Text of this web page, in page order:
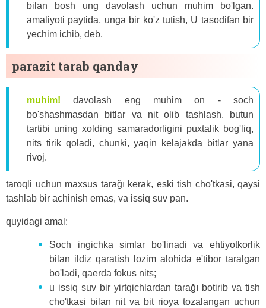
bilan bosh ung davolash uchun muhim bo'lgan.
amaliyoti paytida, unga bir ko'z tutish, U tasodifan bir
yechim ichib, deb.
parazit tarab qanday
muhim! davolash eng muhim on - soch
bo'shashmasdan bitlar va nit olib tashlash. butun
tartibi uning xolding samaradorligini puxtalik bog'liq,
nits tirik qoladi, chunki, yaqin kelajakda bitlar yana
rivoj.
taroqli uchun maxsus tarağı kerak, eski tish cho'tkasi, qaysi
tashlab bir achinish emas, va issiq suv pan.
quyidagi amal:
Soch ingichka simlar bo'linadi va ehtiyotkorlik
bilan ildiz qaratish lozim alohida e'tibor taralgan
bo'ladi, qaerda fokus nits;
u issiq suv bir yirtqichlardan tarağı botirib va ​​tish
cho'tkasi bilan nit va bit rioya tozalangan uchun